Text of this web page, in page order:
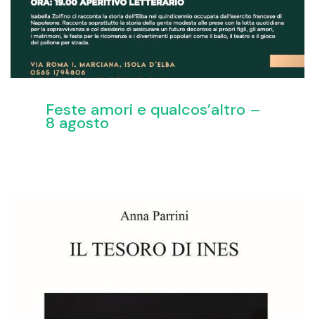
Feste amori e qualcos’altro –
8 agosto